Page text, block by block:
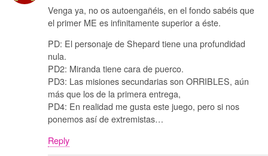
Venga ya, no os autoengañéis, en el fondo sabéis que
el primer ME es infinitamente superior a éste.
PD: El personaje de Shepard tiene una profundidad
nula.
PD2: Miranda tiene cara de puerco.
PD3: Las misiones secundarias son ORRIBLES, aún
más que los de la primera entrega,
PD4: En realidad me gusta este juego, pero si nos
ponemos así de extremistas…
Reply